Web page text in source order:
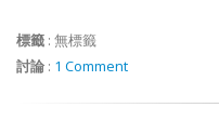
標籤 : 無標籤
討論 : 1 Comment